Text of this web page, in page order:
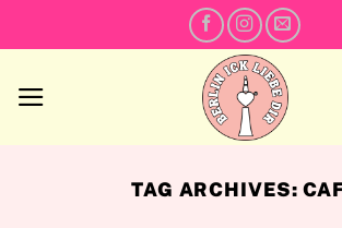
to
TAG ARCHIVES: